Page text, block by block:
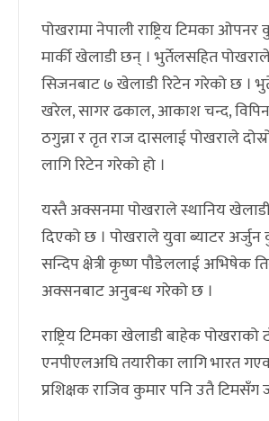
पोखरामा नेपाली राष्ट्रिय टिमका
मार्की खेलाडी छन् । भुर्तेलसहित
सिजनबाट ७ खेलाडी रिटेन गरेको छ ।
खरेल, सागर ढकाल, आकाश चन्द,
ठगुन्ना र तृत राज दासलाई पोखराले
लागि रिटेन गरेको हो ।
यस्तै अक्सनमा पोखराले स्थानिय खेलाडी
दिएको छ । पोखराले युवा ब्याटर
सन्दिप क्षेत्री कृष्ण पौडेललाई अभिषेक
अक्सनबाट अनुबन्ध गरेको छ ।
राष्ट्रिय टिमका खेलाडी बाहेक पोखराको
एनपीएलअघि तयारीका लागि भारत
प्रशिक्षक राजिव कुमार पनि उतै टिमसँग